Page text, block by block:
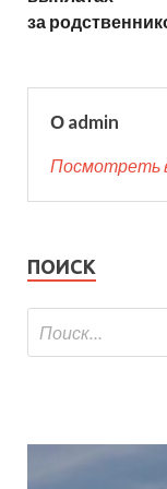
за
О admin
Посмотреть
ПОИСК